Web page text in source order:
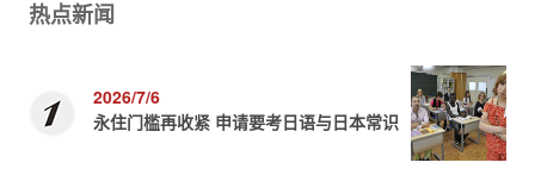
热点新闻
2026/7/6
永住门槛再收紧 申请要考日语与日本常识